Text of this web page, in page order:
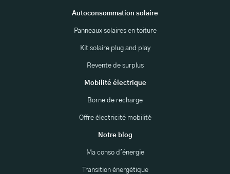
Autoconsommation solaire
Panneaux solaires en toiture
Kit solaire plug and play
Revente de surplus
Mobilité électrique
Borne de recharge
Offre électricité mobilité
Notre blog
Ma conso d'énergie
Transition énergétique